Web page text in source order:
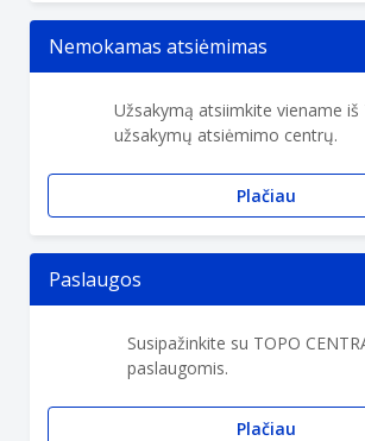
Nemokamas atsiėmimas
Užsakymą atsiimkite viename iš
užsakymų atsiėmimo centrų.
Plačiau
Paslaugos
Susipažinkite su TOPO
paslaugomis.
Plačiau